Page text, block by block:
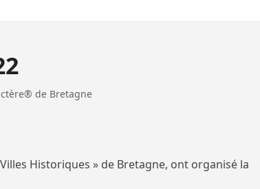
de Bretagne
Historiques » de Bretagne, ont organisé la